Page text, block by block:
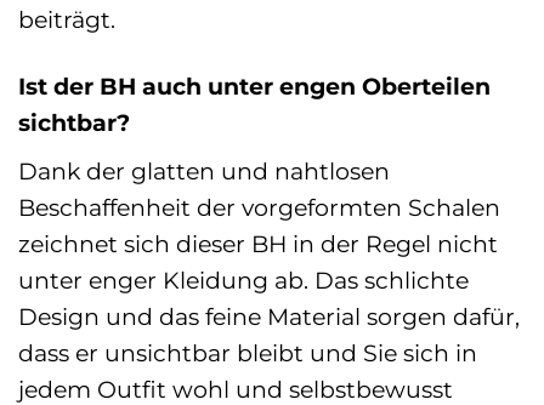
beiträgt.
Ist der BH auch unter engen Oberteilen
sichtbar?
Dank der glatten und nahtlosen
Beschaffenheit der vorgeformten Schalen
zeichnet sich dieser BH in der Regel nicht
unter enger Kleidung ab. Das schlichte
Design und das feine Material sorgen dafür,
dass er unsichtbar bleibt und Sie sich in
jedem Outfit wohl und selbstbewusst